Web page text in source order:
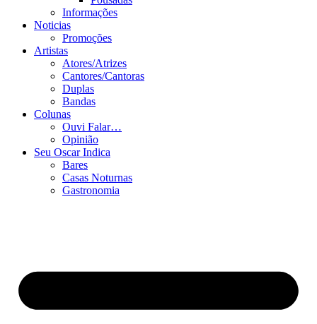
Informações
Noticias
Promoções
Artistas
Atores/Atrizes
Cantores/Cantoras
Duplas
Bandas
Colunas
Ouvi Falar…
Opinião
Seu Oscar Indica
Bares
Casas Noturnas
Gastronomia